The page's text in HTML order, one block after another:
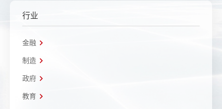
行业
金融
制造
政府
教育